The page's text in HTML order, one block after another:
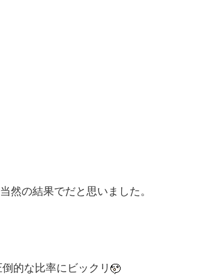
然の結果でだと思いました。
的な比率にビックリ